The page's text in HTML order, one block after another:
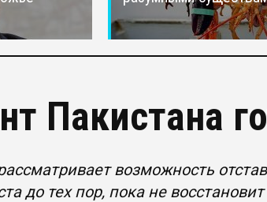
Пакистана
возможность
до тех пор, пока не